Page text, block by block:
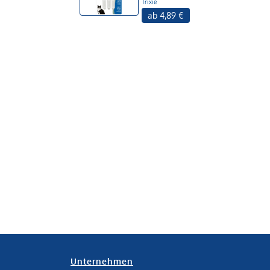
Trixie
ab 4,89 €
Unternehmen